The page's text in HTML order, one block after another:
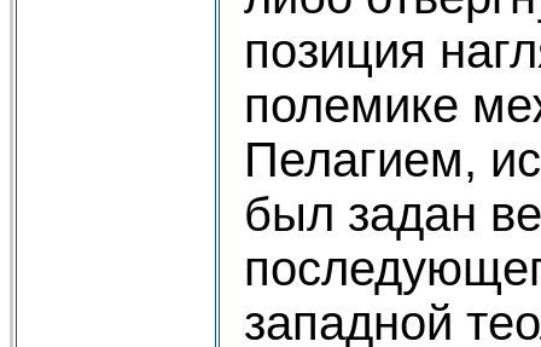
позиция
полемике
Пелагием,
был задан
западной